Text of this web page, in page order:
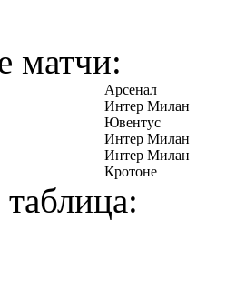
матчи:
Арсенал
Интер Милан
Ювентус
Интер Милан
Интер Милан
Кротоне